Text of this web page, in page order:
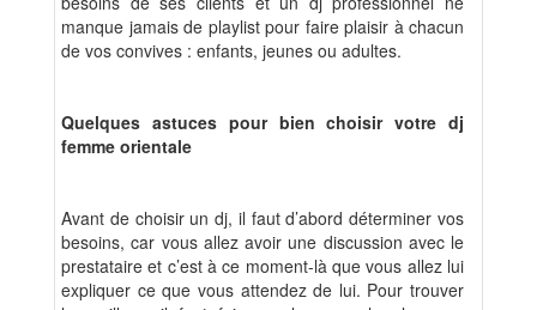
manque jamais de playlist pour faire plaisir à chacun
de vos convives : enfants, jeunes ou adultes.
Quelques astuces pour bien choisir votre dj
femme orientale
Avant de choisir un dj, il faut d’abord déterminer vos
besoins, car vous allez avoir une discussion avec le
prestataire et c’est à ce moment-là que vous allez lui
expliquer ce que vous attendez de lui. Pour trouver